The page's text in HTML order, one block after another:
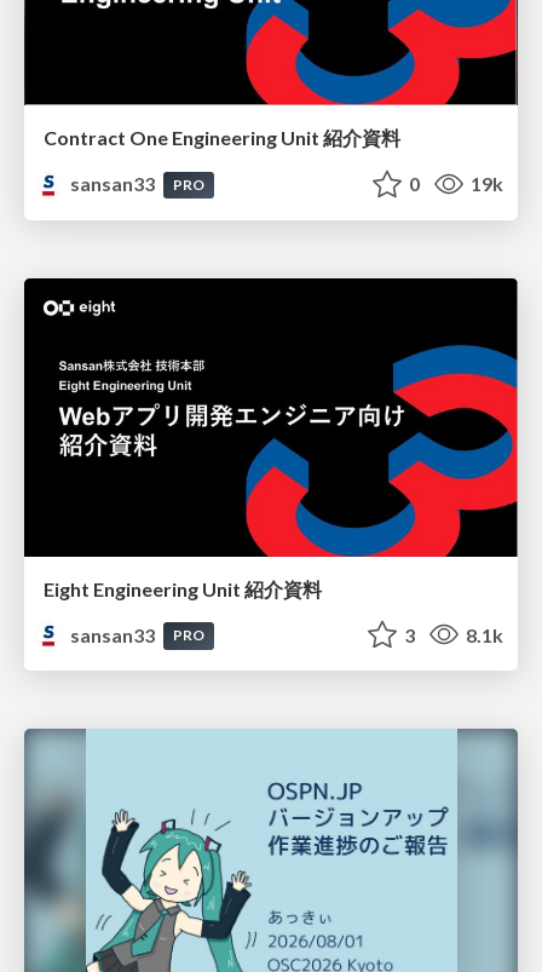
Contract One Engineering Unit 紹介資料
sansan33
PRO 0 19k
Eight Engineering Unit 紹介資料
sansan33
PRO 3 8.1k